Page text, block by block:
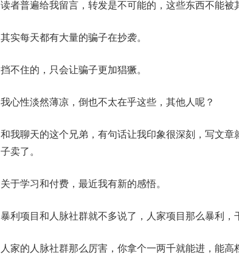
读者普遍给我留言，转发是不可能的，这些东西不能被
其实每天都有大量的骗子在抄袭。
挡不住的，只会让骗子更加猖獗。
我心性淡然薄凉，倒也不太在乎这些，其他人呢？
和我聊天的这个兄弟，有句话让我印象很深刻，写文
子卖了。
关于学习和付费，最近我有新的感悟。
暴利项目和人脉社群就不多说了，人家项目那么暴利，
人家的人脉社群那么厉害，你拿个一两千就能进，能高